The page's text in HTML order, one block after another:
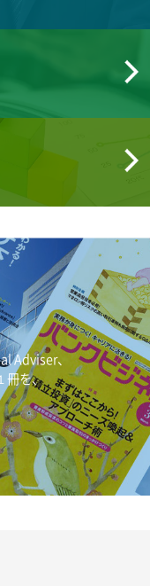
Adviser、
冊を、